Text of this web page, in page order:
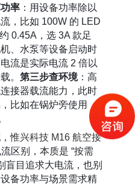
率：用设备功率除以
，比如 100W 的 LED
0.45A，选 3A 款足
、水泵等设备启动时
流是实际电流 2 倍以
。 第三步查环境：高
接器载流能力，此时
比如在锅炉旁使用，
惟兴科技 M16 航空接
区别，本质是 “按需
盲目追求大电流，也别
备功率与场景需求精